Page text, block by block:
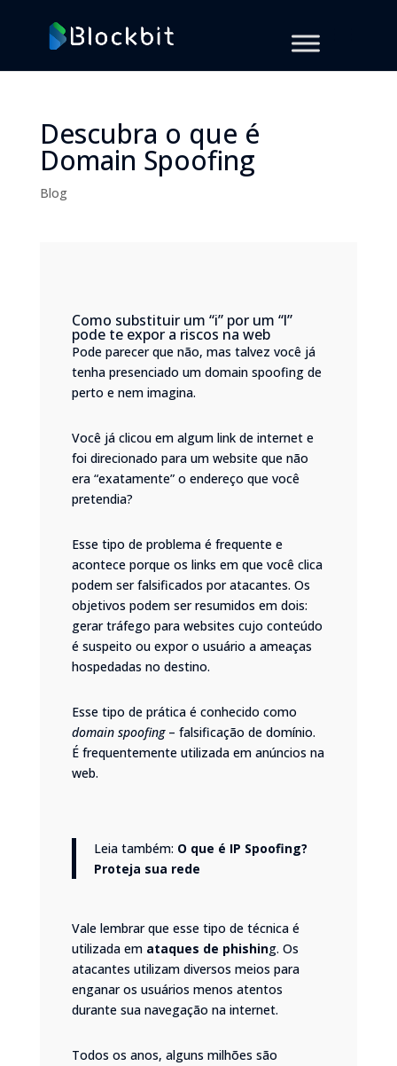
Descubra o que é
Domain Spoofing
Blog
Como substituir um “i” por um “l”
pode te expor a riscos na web
Pode parecer que não, mas talvez você já
tenha presenciado um domain spoofing de
perto e nem imagina.
Você já clicou em algum link de internet e
foi direcionado para um website que não
era “exatamente” o endereço que você
pretendia?
Esse tipo de problema é frequente e
acontece porque os links em que você clica
podem ser falsificados por atacantes. Os
objetivos podem ser resumidos em dois:
gerar tráfego para websites cujo conteúdo
é suspeito ou expor o usuário a ameaças
hospedadas no destino.
Esse tipo de prática é conhecido como
domain spoofing– falsificação de domínio.
É frequentemente utilizada em anúncios na
web.
Leia também: O que é IP Spoofing?
Proteja sua rede
Vale lembrar que esse tipo de técnica é
utilizada em ataques de phishing. Os
atacantes utilizam diversos meios para
enganar os usuários menos atentos
durante sua navegação na internet.
Todos os anos, alguns milhões são